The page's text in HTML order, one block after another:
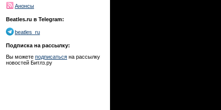
Анонсы
Beatles.ru в Telegram:
beatles_ru
Подписка на рассылку:
Вы можете подписаться на рассылку
новостей Битлз.ру